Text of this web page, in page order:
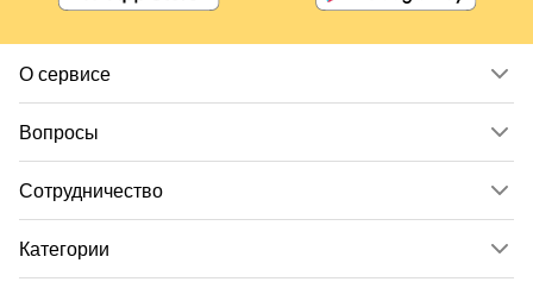
О сервисе
Вопросы
Сотрудничество
Категории